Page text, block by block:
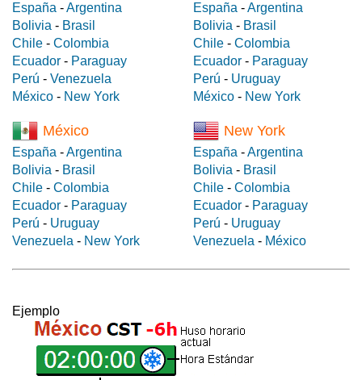
España -Argentina
Bolivia - Brasil
Chile - Colombia
Ecuador - Paraguay
Perú - Venezuela
México - New York
España -Argentina
Bolivia - Brasil
Chile - Colombia
Ecuador - Paraguay
Perú - Uruguay
México - New York
México
España -Argentina
Bolivia - Brasil
Chile - Colombia
Ecuador - Paraguay
Perú - Uruguay
Venezuela - New York
New York
España -Argentina
Bolivia - Brasil
Chile - Colombia
Ecuador - Paraguay
Perú - Uruguay
Venezuela - México
Ejemplo